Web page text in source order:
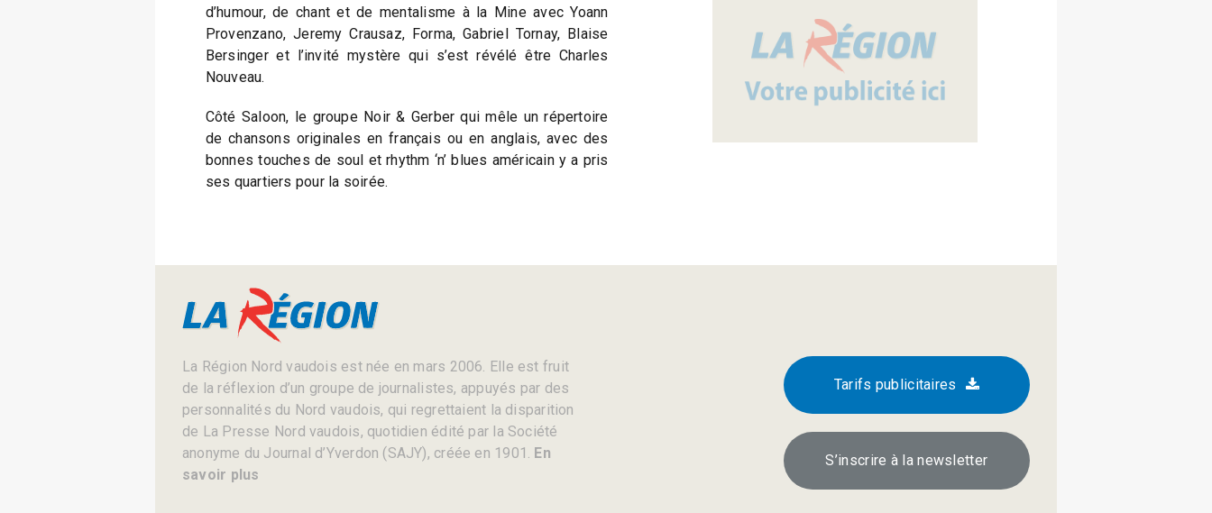
d’humour, de chant et de mentalisme à la Mine avec Yoann
Provenzano, Jeremy Crausaz, Forma, Gabriel Tornay, Blaise
Bersinger et l’invité mystère qui s’est révélé être Charles
Nouveau.
Côté Saloon, le groupe Noir & Gerber qui mêle un répertoire
de chansons originales en français ou en anglais, avec des
bonnes touches de soul et rhythm ‘n’ blues américain y a pris
ses quartiers pour la soirée.
La Région Nord vaudois est née en mars 2006. Elle est fruit
de la réflexion d’un groupe de journalistes, appuyés par des
personnalités du Nord vaudois, qui regrettaient la disparition
de La Presse Nord vaudois, quotidien édité par la Société
anonyme du Journal d’Yverdon (SAJY), créée en 1901. En
savoir plus
Tarifs publicitaires
S’inscrire à la newsletter